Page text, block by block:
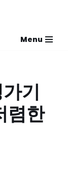
Menu
기
렴한